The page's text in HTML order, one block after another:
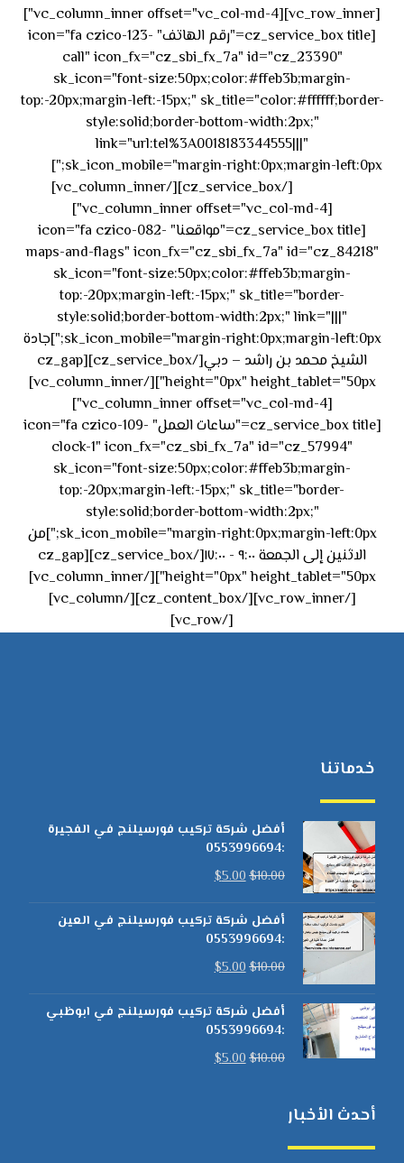
[vc_row_inner][vc_column_inner offset="vc_col-md-4"]
[cz_service_box title="رقم الهاتف" icon="fa czico-123-
call" icon_fx="cz_sbi_fx_7a" id="cz_23390"
sk_icon="font-size:50px;color:#ffeb3b;margin-
top:-20px;margin-left:-15px;" sk_title="color:#ffffff;border-
style:solid;border-bottom-width:2px;"
link="url:tel%3A0018183344555|||"
sk_icon_mobile="margin-right:0px;margin-left:0px;"]
[/cz_service_box][/vc_column_inner]
[vc_column_inner offset="vc_col-md-4"]
[cz_service_box title="مواقعنا" icon="fa czico-082-
maps-and-flags" icon_fx="cz_sbi_fx_7a" id="cz_84218"
sk_icon="font-size:50px;color:#ffeb3b;margin-
top:-20px;margin-left:-15px;" sk_title="border-
style:solid;border-bottom-width:2px;" link="|||"
sk_icon_mobile="margin-right:0px;margin-left:0px;"]جادة
الشيخ محمد بن راشد – دبي[/cz_service_box][cz_gap
height="0px" height_tablet="50px"][/vc_column_inner]
[vc_column_inner offset="vc_col-md-4"]
[cz_service_box title="ساعات العمل" icon="fa czico-109-
clock-1" icon_fx="cz_sbi_fx_7a" id="cz_57994"
sk_icon="font-size:50px;color:#ffeb3b;margin-
top:-20px;margin-left:-15px;" sk_title="border-
style:solid;border-bottom-width:2px;"
sk_icon_mobile="margin-right:0px;margin-left:0px;"]من
الاثنين إلى الجمعة ٩:٠٠ - ١٧:٠٠[/cz_service_box][cz_gap
height="0px" height_tablet="50px"][/vc_column_inner]
[/vc_row_inner][/cz_content_box][/vc_column]
[/vc_row]
خدماتنا
أفضل شركة تركيب فورسيلنج في الفجيرة
:0553996694
$10.00
$5.00
أفضل شركة تركيب فورسيلنج في العين
:0553996694
$10.00
$5.00
أفضل شركة تركيب فورسيلنج في ابوظبي
:0553996694
$10.00
$5.00
أحدث الأخبار